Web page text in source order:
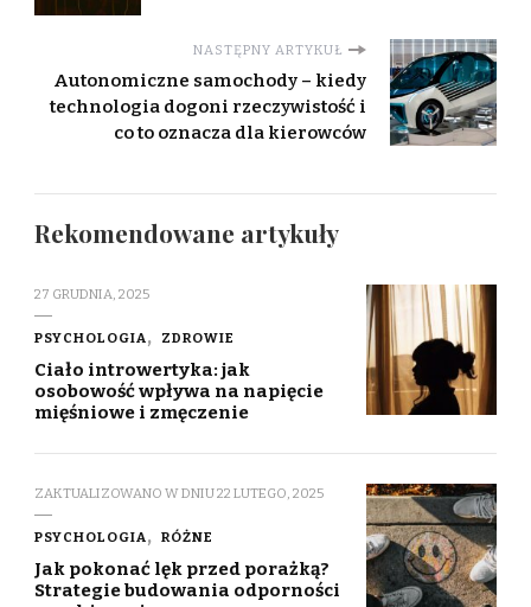
NASTĘPNY ARTYKUŁ
Autonomiczne samochody – kiedy
technologia dogoni rzeczywistość i
co to oznacza dla kierowców
Rekomendowane artykuły
27 GRUDNIA, 2025
PSYCHOLOGIA ZDROWIE
Ciało introwertyka: jak
osobowość wpływa na napięcie
mięśniowe i zmęczenie
ZAKTUALIZOWANO W DNIU22 LUTEGO, 2025
PSYCHOLOGIA RÓŻNE
Jak pokonać lęk przed porażką?
Strategie budowania odporności